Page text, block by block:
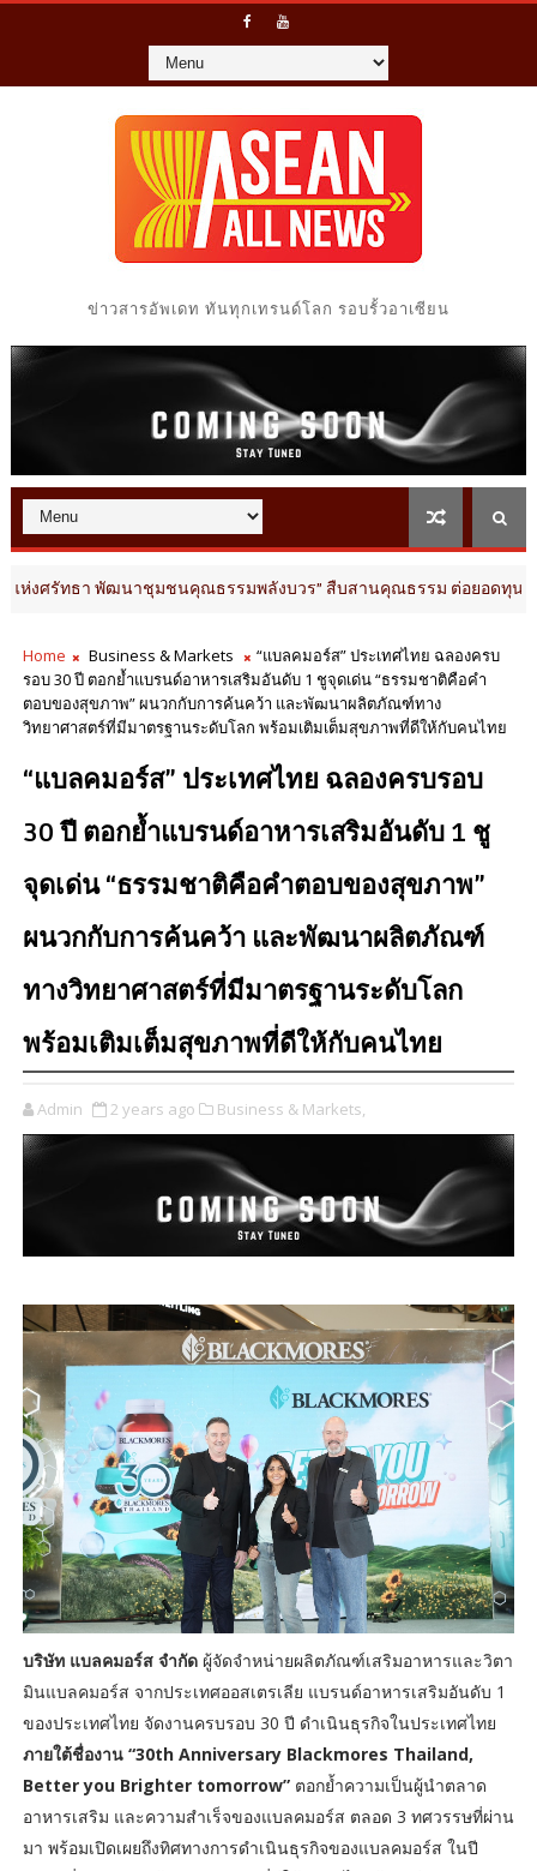
ข่าวสารอัพเดท ทันทุกเทรนด์โลก รอบรั้วอาเซียน
ชุมชนคุณธรรมพลังบวร” สืบสานคุณธรรม ต่อยอดทุนวัฒนธรรมสู่ชุมชน
Home Business & Markets
“แบลคมอร์ส” ประเทศไทย ฉลองครบ
รอบ 30 ปี ตอกย้ำแบรนด์อาหารเสริมอันดับ 1 ชูจุดเด่น “ธรรมชาติคือคำ
ตอบของสุขภาพ” ผนวกกับการค้นคว้า และพัฒนาผลิตภัณฑ์ทาง
วิทยาศาสตร์ที่มีมาตรฐานระดับโลก พร้อมเติมเต็มสุขภาพที่ดีให้กับคนไทย
“แบลคมอร์ส” ประเทศไทย ฉลองครบรอบ
30 ปี ตอกย้ำแบรนด์อาหารเสริมอันดับ 1 ชู
จุดเด่น “ธรรมชาติคือคำตอบของสุขภาพ”
ผนวกกับการค้นคว้า และพัฒนาผลิตภัณฑ์
ทางวิทยาศาสตร์ที่มีมาตรฐานระดับโลก
พร้อมเติมเต็มสุขภาพที่ดีให้กับคนไทย
Admin 2 years ago Business & Markets,
บริษัท แบลคมอร์ส จำกัดผู้จัดจำหน่ายผลิตภัณฑ์เสริมอาหารและวิตา
มินแบลคมอร์ส จากประเทศออสเตรเลีย แบรนด์อาหารเสริมอันดับ 1
ของประเทศไทย จัดงานครบรอบ 30 ปี ดำเนินธุรกิจในประเทศไทย
ภายใต้ชื่องาน “30th Anniversary Blackmores Thailand,
Better you Brighter tomorrow” ตอกย้ำความเป็นผู้นำตลาด
อาหารเสริม และความสำเร็จของแบลคมอร์ส ตลอด 3 ทศวรรษที่ผ่าน
มา พร้อมเปิดเผยถึงทิศทางการดำเนินธุรกิจของแบลคมอร์ส ในปี